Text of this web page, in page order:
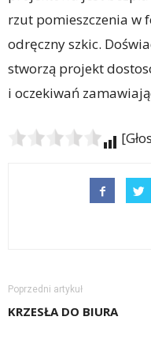
rzut pomieszczenia w
odręczny szkic.
stworzą projekt
i oczekiwań
Poprzedni artykuł
KRZESŁA DO BIURA